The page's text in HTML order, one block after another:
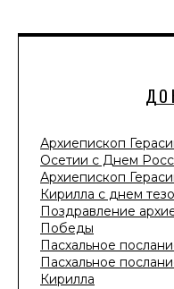
Архиепископ
Осетии с Днем
Архиепископ
Кирилла с днем
Поздравление
Победы
Пасхальное
Пасхальное
Кирилла